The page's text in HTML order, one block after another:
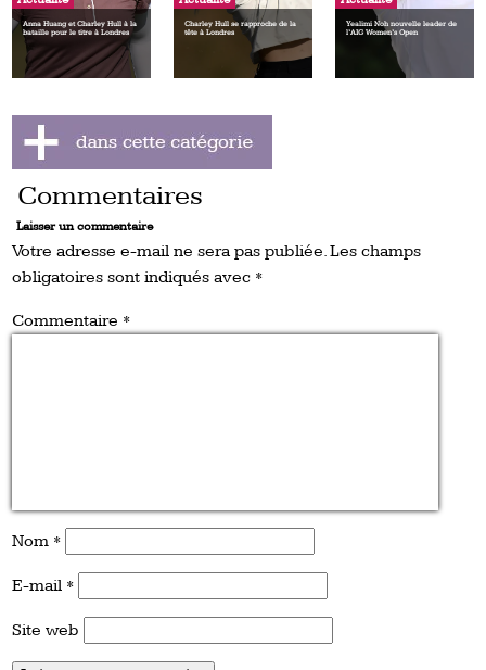
Anna Huang et Charley Hull à la
bataille pour le titre à Londres
Charley Hull se rapproche de la
tête à Londres
Yealimi Noh nouvelle leader de
l’AIG Women’s Open
Commentaires
Laisser un commentaire
Votre adresse e-mail ne sera pas publiée.Les champs
obligatoires sont indiqués avec *
Commentaire *
Nom *
E-mail *
Site web